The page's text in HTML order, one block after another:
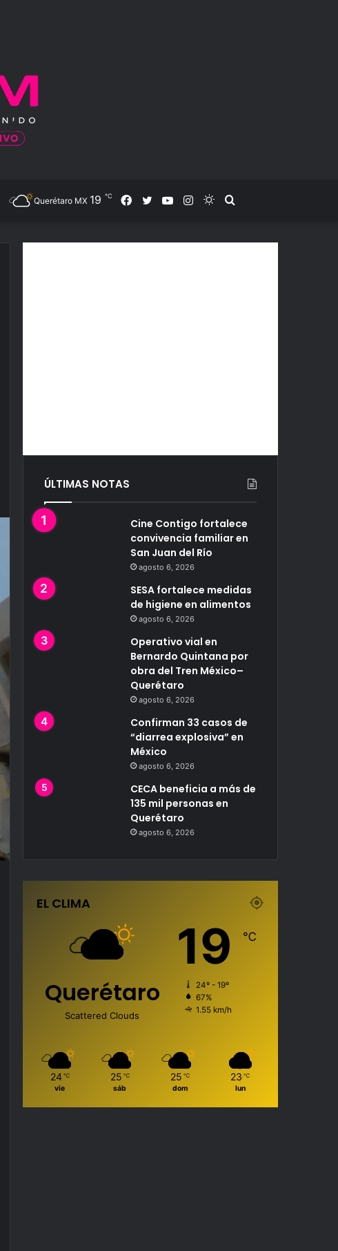
Search
for
Switch
skin
Instagram
YouTube
Twitter
Facebook
Querétaro MX 19 ℃
ÚLTIMAS NOTAS
Cine Contigo fortalece
convivencia familiar en
San Juan del Río
agosto 6, 2026
SESA fortalece medidas
de higiene en alimentos
agosto 6, 2026
Operativo vial en
Bernardo Quintana por
obra del Tren México–
Querétaro
agosto 6, 2026
Confirman 33 casos de
“diarrea explosiva” en
México
agosto 6, 2026
CECA beneficia a más de
135 mil personas en
Querétaro
agosto 6, 2026
EL CLIMA
Querétaro
Scattered Clouds
19 ℃
24º - 19º
67%
1.55 km/h
24 ℃
vie
25 ℃
sáb
25 ℃
dom
23 ℃
lun